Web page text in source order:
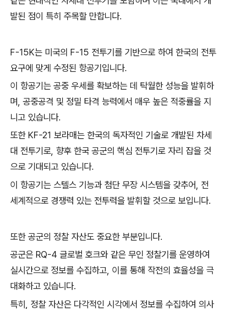
발된 점이 특히 주목할 만합니다.
F-15K는 미국의 F-15 전투기를 기반으로 하여 한국의 전투
요구에 맞게 수정된 항공기입니다.
이 항공기는 공중 우세를 확보하는 데 탁월한 성능을 발휘하
며, 공중공격 및 정밀 타격 능력에서 매우 높은 적중률을 지
니고 있습니다.
또한 KF-21 보라매는 한국의 독자적인 기술로 개발된 차세
대 전투기로, 향후 한국 공군의 핵심 전투기로 자리 잡을 것
으로 기대되고 있습니다.
이 항공기는 스텔스 기능과 첨단 무장 시스템을 갖추어, 전
세계적으로 경쟁력 있는 전투력을 발휘할 것으로 보입니다.
또한 공군의 정찰 자산도 중요한 부분입니다.
공군은 RQ-4 글로벌 호크와 같은 무인 정찰기를 운영하여
실시간으로 정보를 수집하고, 이를 통해 작전의 효율성을 극
대화하고 있습니다.
특히, 정찰 자산은 다각적인 시각에서 정보를 수집하여 의사